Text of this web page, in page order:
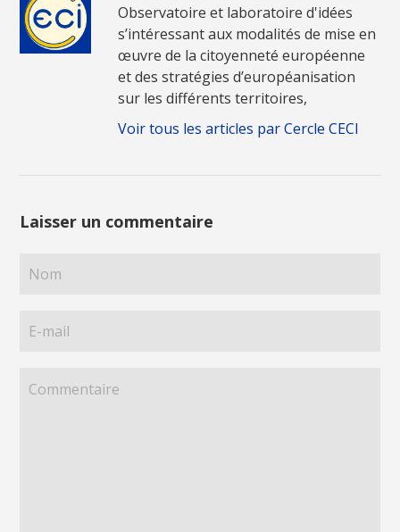
Observatoire et laboratoire d'idées
s’intéressant aux modalités de mise en
œuvre de la citoyenneté européenne
et des stratégies d’européanisation
sur les différents territoires,
Voir tous les articles par Cercle CECI
Laisser un commentaire